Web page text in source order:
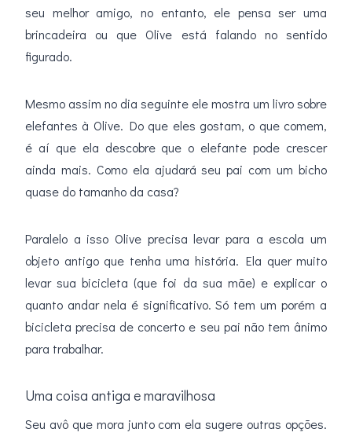
seu melhor amigo, no entanto, ele pensa ser uma
brincadeira ou que Olive está falando no sentido
figurado.
Mesmo assim no dia seguinte ele mostra um livro sobre
elefantes à Olive. Do que eles gostam, o que comem,
é aí que ela descobre que o elefante pode crescer
ainda mais. Como ela ajudará seu pai com um bicho
quase do tamanho da casa?
Paralelo a isso Olive precisa levar para a escola um
objeto antigo que tenha uma história. Ela quer muito
levar sua bicicleta (que foi da sua mãe) e explicar o
quanto andar nela é significativo. Só tem um porém a
bicicleta precisa de concerto e seu pai não tem ânimo
para trabalhar.
Uma coisa antiga e maravilhosa
Seu avô que mora junto com ela sugere outras opções.